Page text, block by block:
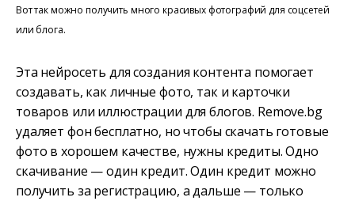
Вот так можно получить много красивых фотографий для соцсетей
или блога.
Эта нейросеть для создания контента помогает
создавать, как личные фото, так и карточки
товаров или иллюстрации для блогов. Remove.bg
удаляет фон бесплатно, но чтобы скачать готовые
фото в хорошем качестве, нужны кредиты. Одно
скачивание — один кредит. Один кредит можно
получить за регистрацию, а дальше — только